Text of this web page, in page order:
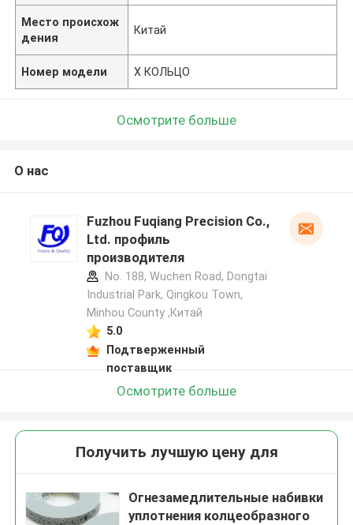
Место происхож
дения
Китай
Номер модели X КОЛЬЦО
Осмотрите больше
О нас
Fuzhou Fuqiang Precision Co.,
Ltd. профиль
производителя
No. 188, Wuchen Road, Dongtai
Industrial Park, Qingkou Town,
Minhou County ,Китай
5.0
Подтверженный
поставщик
Осмотрите больше
Получить лучшую цену для
Огнезамедлительные набивки
уплотнения колцеобразного